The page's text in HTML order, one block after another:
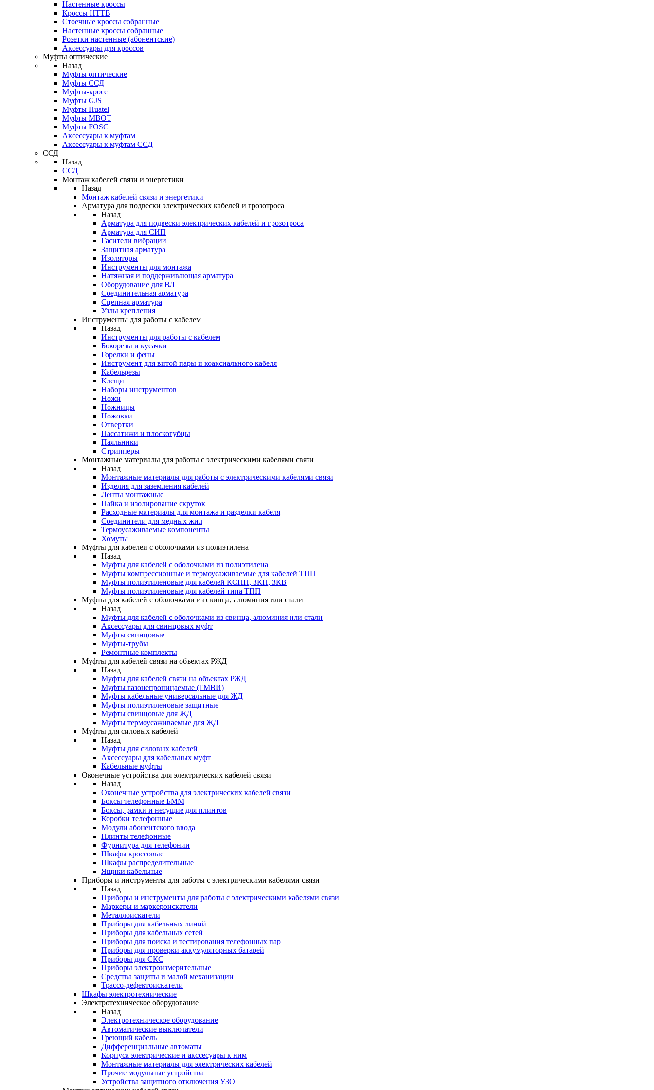
Настенные кроссы
Кроссы HTTB
Стоечные кроссы собранные
Настенные кроссы собранные
Розетки настенные (абонентские)
Аксессуары для кроссов
Муфты оптические
Назад
Муфты оптические
Муфты ССД
Муфты-кросс
Муфты GJS
Муфты Huatel
Муфты МВОТ
Муфты FOSC
Аксессуары к муфтам
Аксессуары к муфтам ССД
ССД
Назад
ССД
Монтаж кабелей связи и энергетики
Назад
Монтаж кабелей связи и энергетики
Арматура для подвески электрических кабелей и грозотроса
Назад
Арматура для подвески электрических кабелей и грозотроса
Арматура для СИП
Гасители вибрации
Защитная арматура
Изоляторы
Инструменты для монтажа
Натяжная и поддерживающая арматура
Оборудование для ВЛ
Соединительная арматура
Сцепная арматура
Узлы крепления
Инструменты для работы с кабелем
Назад
Инструменты для работы с кабелем
Бокорезы и кусачки
Горелки и фены
Инструмент для витой пары и коаксиального кабеля
Кабельрезы
Клещи
Наборы инструментов
Ножи
Ножницы
Ножовки
Отвертки
Пассатижи и плоскогубцы
Паяльники
Стрипперы
Монтажные материалы для работы с электрическими кабелями связи
Назад
Монтажные материалы для работы с электрическими кабелями связи
Изделия для заземления кабелей
Ленты монтажные
Пайка и изолирование скруток
Расходные материалы для монтажа и разделки кабеля
Соединители для медных жил
Термоусаживаемые компоненты
Хомуты
Муфты для кабелей с оболочками из полиэтилена
Назад
Муфты для кабелей с оболочками из полиэтилена
Муфты компрессионные и термоусаживаемые для кабелей ТПП
Муфты полиэтиленовые для кабелей КСПП, ЗКП, ЗКВ
Муфты полиэтиленовые для кабелей типа ТПП
Муфты для кабелей с оболочками из свинца, алюминия или стали
Назад
Муфты для кабелей с оболочками из свинца, алюминия или стали
Аксессуары для свинцовых муфт
Муфты свинцовые
Муфты-трубы
Ремонтные комплекты
Муфты для кабелей связи на объектах РЖД
Назад
Муфты для кабелей связи на объектах РЖД
Муфты газонепроницаемые (ГМВИ)
Муфты кабельные универсальные для ЖД
Муфты полиэтиленовые защитные
Муфты свинцовые для ЖД
Муфты термоусаживаемые для ЖД
Муфты для силовых кабелей
Назад
Муфты для силовых кабелей
Аксессуары для кабельных муфт
Кабельные муфты
Оконечные устройства для электрических кабелей связи
Назад
Оконечные устройства для электрических кабелей связи
Боксы телефонные БММ
Боксы, рамки и несущие для плинтов
Коробки телефонные
Модули абонентского ввода
Плинты телефонные
Фурнитура для телефонии
Шкафы кроссовые
Шкафы распределительные
Ящики кабельные
Приборы и инструменты для работы с электрическими кабелями связи
Назад
Приборы и инструменты для работы с электрическими кабелями связи
Маркеры и маркероискатели
Металлоискатели
Приборы для кабельных линий
Приборы для кабельных сетей
Приборы для поиска и тестирования телефонных пар
Приборы для проверки аккумуляторных батарей
Приборы для СКС
Приборы электроизмерительные
Средства защиты и малой механизации
Трассо-дефектоискатели
Шкафы электротехнические
Электротехническое оборудование
Назад
Электротехническое оборудование
Автоматические выключатели
Греющий кабель
Дифференциальные автоматы
Корпуса электрические и акссесуары к ним
Монтажные материалы для электрических кабелей
Прочие модульные устройства
Устройства защитного отключения УЗО